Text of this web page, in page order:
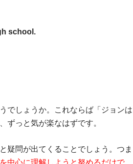
school.
でしょうか。これならば「ジョンは
ずっと気が楽なはずです。
疑問が出てくることでしょう。つま
中心に理解しようと努めるだけで、